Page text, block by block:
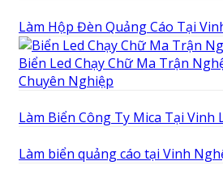
Làm Hộp Đèn Quảng Cáo Tại
Biển Led Chạy Chữ Ma Trận
Chuyên Nghiệp
Làm Biển Công Ty Mica Tại Vinh
Làm biển quảng cáo tại Vinh